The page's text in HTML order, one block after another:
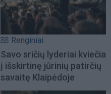
Renginiai
Savo sričių lyderiai kviečia
į išskirtinę jūrinių patirčių
savaitę Klaipėdoje